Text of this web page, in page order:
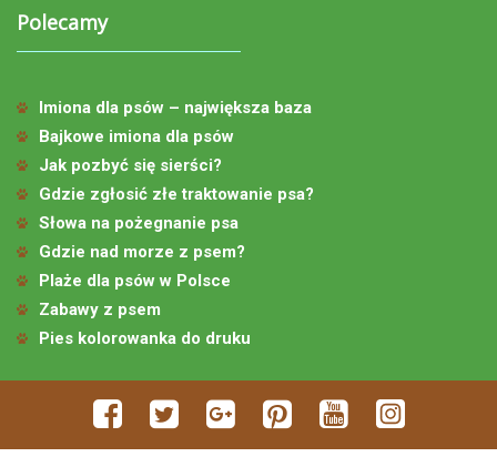
Polecamy
Imiona dla psów – największa baza
Bajkowe imiona dla psów
Jak pozbyć się sierści?
Gdzie zgłosić złe traktowanie psa?
Słowa na pożegnanie psa
Gdzie nad morze z psem?
Plaże dla psów w Polsce
Zabawy z psem
Pies kolorowanka do druku